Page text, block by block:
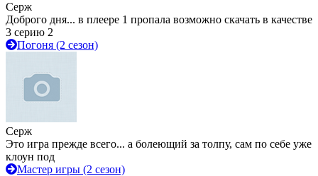
Серж
Доброго дня... в плеере 1 пропала возможно скачать в качестве
3 серию 2
Погоня (2 сезон)
Серж
Это игра прежде всего... а болеющий за толпу, сам по себе уже
клоун под
Мастер игры (2 сезон)